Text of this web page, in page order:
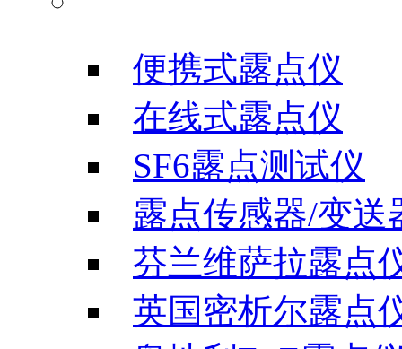
便携式露点仪
在线式露点仪
SF6露点测试仪
露点传感器/变送
芬兰维萨拉露点
英国密析尔露点